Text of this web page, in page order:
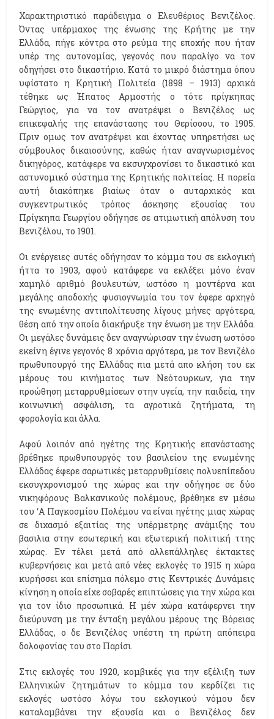
Χαρακτηριστικό παράδειγμα ο Ελευθέριος Βενιζέλος.
Όντας υπέρμαχος της ένωσης της Κρήτης με την
Ελλάδα, πήγε κόντρα στο ρεύμα της εποχής που ήταν
υπέρ της αυτονομίας, γεγονός που παραλίγο να τον
οδηγήσει στο δικαστήριο. Κατά το μικρό διάστημα όπου
υφίστατο η Κρητική Πολιτεία (1898 – 1913) αρχικά
τέθηκε ως Ήπατος Αρμοστής ο τότε πρίγκηπας
Γεώργιος, για να τον ανατρέψει ο Βενιζέλος ως
επικεφαλής της επανάστασης του Θερίσσου, το 1905.
Πριν ομως τον ανατρέψει και έχοντας υπηρετήσει ως
σύμβουλος δικαιοσύνης, καθώς ήταν αναγνωρισμένος
δικηγόρος, κατάφερε να εκσυγχρονίσει το δικαστικό και
αστυνομικό σύστημα της Κρητικής πολιτείας. Η πορεία
αυτή διακόπηκε βιαίως όταν ο αυταρχικός και
συγκεντρωτικός τρόπος άσκησης εξουσίας του
Πρίγκηπα Γεωργίου οδήγησε σε ατιμωτική απόλυση του
Βενιζέλου, το 1901.
Οι ενέργειες αυτές οδήγησαν το κόμμα του σε εκλογική
ήττα το 1903, αφού κατάφερε να εκλέξει μόνο έναν
χαμηλό αριθμό βουλευτών, ωστόσο η μοντέρνα και
μεγάλης αποδοχής φυσιογνωμία του τον έφερε αρχηγό
της ενωμένης αντιπολίτευσης λίγους μήνες αργότερα,
θέση από την οποία διακήρυξε την ένωση με την Ελλάδα.
Οι μεγάλες δυνάμεις δεν αναγνώρισαν την ένωση ωστόσο
εκείνη έγινε γεγονός 8 χρόνια αργότερα, με τον Βενιζέλο
πρωθυπουργό της Ελλάδας πια μετά απο κλήση του εκ
μέρους του κινήματος των Νεότουρκων, για την
προώθηση μεταρρυθμίσεων στην υγεία, την παιδεία, την
κοινωνική ασφάλιση, τα αγροτικά ζητήματα, τη
φορολογία και άλλα.
Αφού λοιπόν από ηγέτης της Κρητικής επανάστασης
βρέθηκε πρωθυπουργός του βασιλείου της ενωμένης
Ελλάδας έφερε σαρωτικές μεταρρυθμίσεις πολυεπίπεδου
εκσυγχρονισμού της χώρας και την οδήγησε σε δύο
νικηφόρους Βαλκανικούς πολέμους, βρέθηκε εν μέσω
του ‘Α Παγκοσμίου Πολέμου να είναι ηγέτης μιας χώρας
σε διχασμό εξαιτίας της υπέρμετρης ανάμιξης του
βασιλια στην εσωτερική και εξωτερική πολιτική ττης
χώρας. Εν τέλει μετά από αλλεπάλληλες έκτακτες
κυβερνήσεις και μετά από νέες εκλογές το 1915 η χώρα
κυρήσσει και επίσημα πόλεμο στις Κεντρικές Δυνάμεις
κίνηση η οποία είχε σοβαρές επιπτώσεις για την χώρα και
για τον ίδιο προσωπικά. Η μέν χώρα κατάφερνει την
διεύρυνση με την ένταξη μεγάλου μέρους της Βόρειας
Ελλάδας, ο δε Βενιζέλος υπέστη τη πρώτη απόπειρα
δολοφονίας του στο Παρίσι.
Στις εκλογές του 1920, κομβικές για την εξέλιξη των
Ελληνικών ζητημάτων το κόμμα του κερδίζει τις
εκλογές ωστόσο λόγω του εκλογικού νόμου δεν
καταλαμβάνει την εξουσία και ο Βενιζέλος δεν